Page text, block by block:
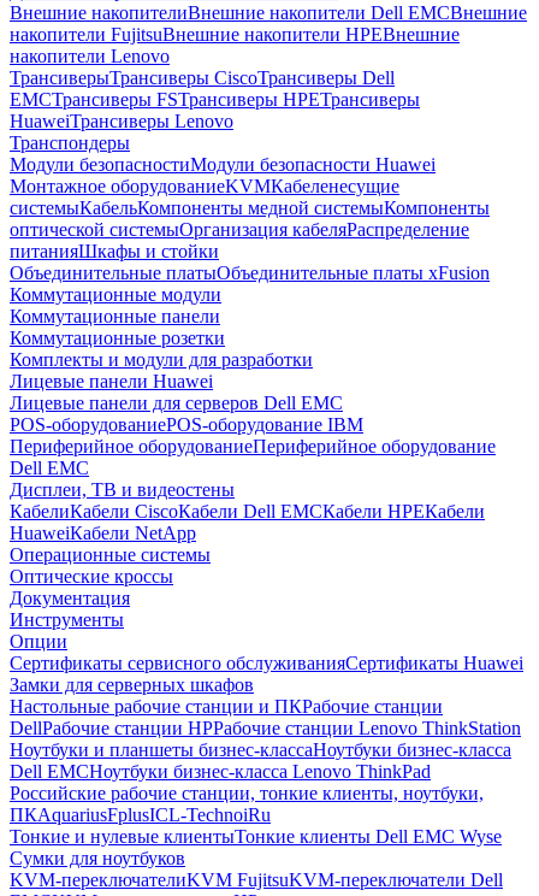
Внешние накопителиВнешние накопители Dell EMCВнешние
накопители FujitsuВнешние накопители HPEВнешние
накопители Lenovo
ТрансиверыТрансиверы CiscoТрансиверы Dell
EMCТрансиверы FSТрансиверы HPEТрансиверы
HuaweiТрансиверы Lenovo
Транспондеры
Модули безопасностиМодули безопасности Huawei
Монтажное оборудованиеKVMКабеленесущие
системыКабельКомпоненты медной системыКомпоненты
оптической системыОрганизация кабеляРаспределение
питанияШкафы и стойки
Объединительные платыОбъединительные платы xFusion
Коммутационные модули
Коммутационные панели
Коммутационные розетки
Комплекты и модули для разработки
Лицевые панели Huawei
Лицевые панели для серверов Dell EMC
POS-оборудованиеPOS-оборудование IBM
Периферийное оборудованиеПериферийное оборудование
Dell EMC
Дисплеи, ТВ и видеостены
КабелиКабели CiscoКабели Dell EMCКабели HPEКабели
HuaweiКабели NetApp
Операционные системы
Оптические кроссы
Документация
Инструменты
Опции
Сертификаты сервисного обслуживанияСертификаты Huawei
Замки для серверных шкафов
Настольные рабочие станции и ПКРабочие станции
DellРабочие станции HPРабочие станции Lenovo ThinkStation
Ноутбуки и планшеты бизнес-классаНоутбуки бизнес-класса
Dell EMCНоутбуки бизнес-класса Lenovo ThinkPad
Российские рабочие станции, тонкие клиенты, ноутбуки,
ПКAquariusFplusICL-TechnoiRu
Тонкие и нулевые клиентыТонкие клиенты Dell EMC Wyse
Сумки для ноутбуков
KVM-переключателиKVM FujitsuKVM-переключатели Dell